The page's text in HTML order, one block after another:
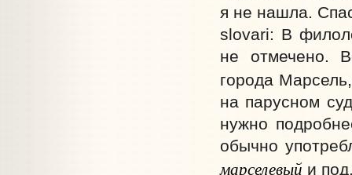
я не нашла.
slovari: В
не отмечено.
города
на парусном
нужно
обычно
марселевый и